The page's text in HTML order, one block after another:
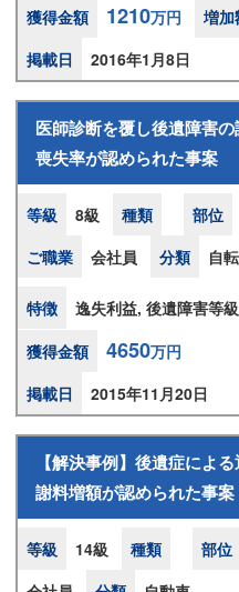
獲得金額
1210万円 増加
掲載日
2016年1月8日
医師診断を覆し後遺障害
喪失率が認められた事案
等級 8級 種類 部位
ご職業
会社員 分類 自
特徴
逸失利益, 後遺障害等
獲得金額
4650万円
掲載日
2015年11月20日
【解決事例】後遺症によ
謝料増額が認められた事案
等級 14級 種類 部位